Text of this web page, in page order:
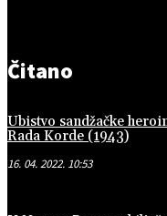
Čitano
Ubistvo sandžačke
Rada Korde (1943)
16. 04. 2022. 10:53